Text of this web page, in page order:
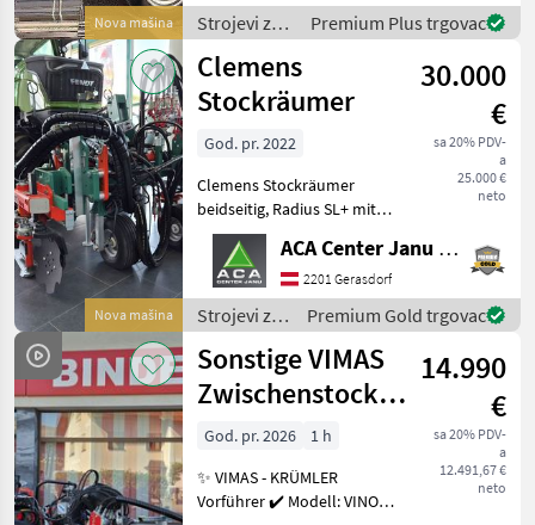
Nova mašina
was Sie möchten Größe /
Breifung / Zubehör, dann
be
Strojevi za
vinogradarstvo
/ Sonstige
Premium Plus trgovac
Nova mašina
Clemens
Stockräumer
30.000
€
sa 20% PDV-
a
25.000 €
neto
God. pr. 2022
Clemens Stockräumer
beidseitig, Radius SL+ mit
Zinkenkreisel, SB 2
Geräteträger, Aushub
hydraulisch Links und
Rechts, Arbeitsbreite 2400 -
3400 mm, inkl. Ventilblock
ACA Center Janu GmbH
2201 Gerasdorf
Strojevi za
vinogradarstvo
/ Clemens
Premium Gold trgovac
Sonstige VIMAS
Zwischenstock-
KRÜMLER
14.990
€
sa 20% PDV-
a
12.491,67 €
neto
God. pr. 2026
1 h
✨ VIMAS - KRÜMLER
Vorführer ✔️ Modell: VINO -